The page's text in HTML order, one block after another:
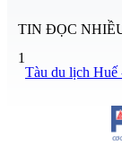
TIN ĐỌC
1
Tàu du lịch Huế